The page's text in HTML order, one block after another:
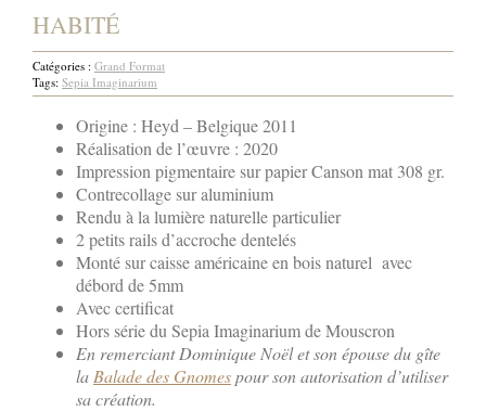
HABITÉ
Catégories : Grand Format
Tags: Sepia Imaginarium
Origine : Heyd – Belgique 2011
Réalisation de l’œuvre : 2020
Impression pigmentaire sur papier Canson mat 308 gr.
Contrecollage sur aluminium
Rendu à la lumière naturelle particulier
2 petits rails d’accroche dentelés
Monté sur caisse américaine en bois naturel avec
débord de 5mm
Avec certificat
Hors série du Sepia Imaginarium de Mouscron
En remerciant Dominique Noël et son épouse du gîte
la Balade des Gnomespour son autorisation d’utiliser
sa création.